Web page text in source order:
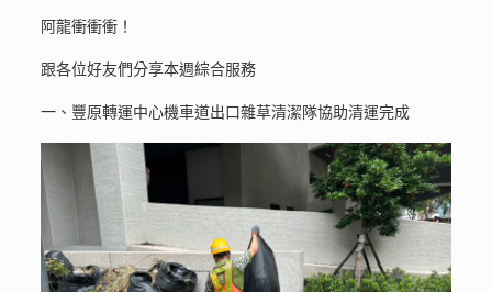
阿龍衝衝衝！
跟各位好友們分享本週綜合服務
一、豐原轉運中心機車道出口雜草清潔隊協助清運完成